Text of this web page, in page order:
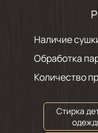
Наличие
Обработка
Количество
Стирка